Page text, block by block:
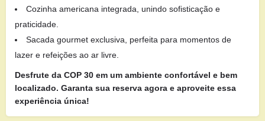
Cozinha americana integrada, unindo sofisticação e
praticidade.
Sacada gourmet exclusiva, perfeita para momentos de
lazer e refeições ao ar livre.
Desfrute da COP 30 em um ambiente confortável e bem
localizado. Garanta sua reserva agora e aproveite essa
experiência única!